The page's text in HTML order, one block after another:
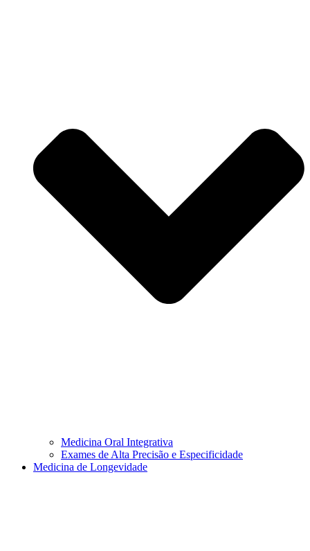
Medicina Oral Integrativa
Exames de Alta Precisão e Especificidade
Medicina de Longevidade